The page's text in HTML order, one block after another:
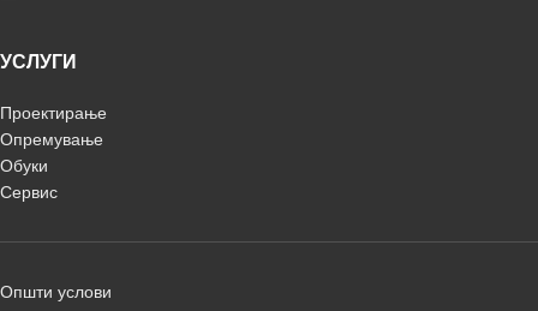
УСЛУГИ
Проектирање
Опремување
Обуки
Сервис
Општи услови